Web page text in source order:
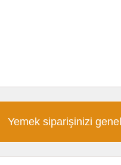
Yemek siparişinizi